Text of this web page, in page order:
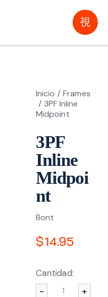
Inicio
Frames
3PF Inline
Midpoint
3PF
Inline
Midpoi
nt
Bont
$14.95
Cantidad:
- +